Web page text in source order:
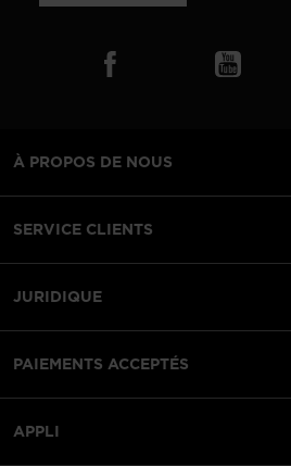
À PROPOS DE NOUS
SERVICE CLIENTS
JURIDIQUE
PAIEMENTS ACCEPTÉS
APPLI